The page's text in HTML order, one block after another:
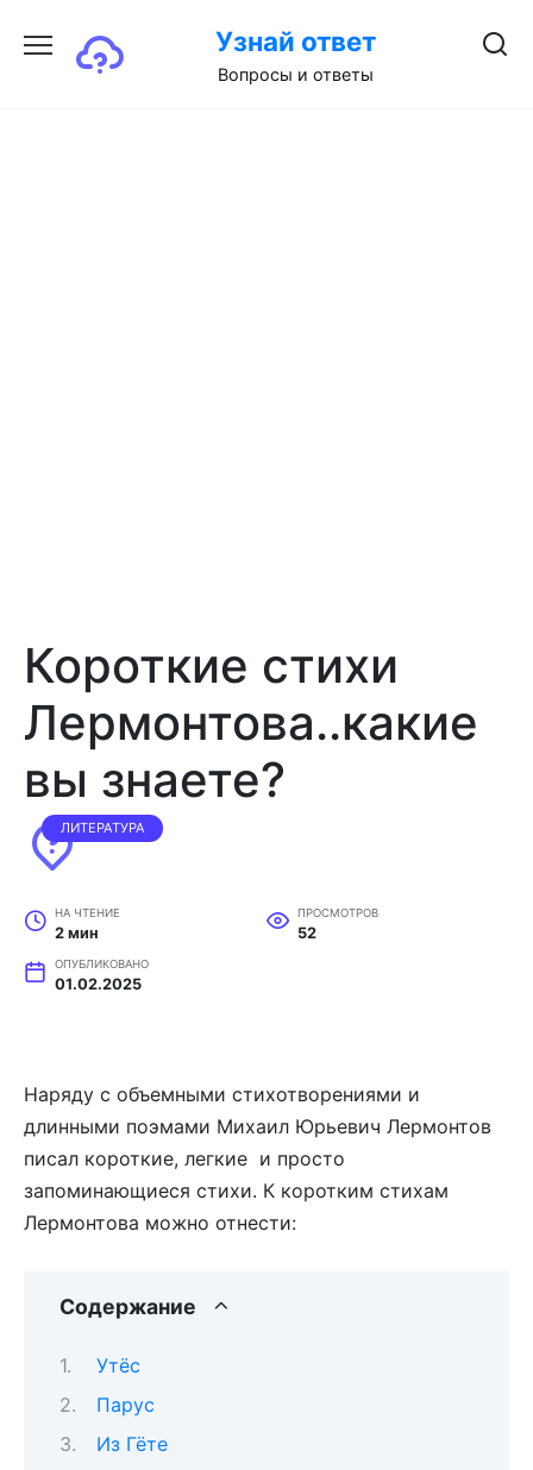
содержанию
Узнай ответ
Вопросы и ответы
Короткие стихи
Лермонтова..какие
вы знаете?
ЛИТЕРАТУРА
НА ЧТЕНИЕ
2 мин
ПРОСМОТРОВ
52
ОПУБЛИКОВАНО
01.02.2025
Наряду с объемными стихотворениями и
длинными поэмами Михаил Юрьевич Лермонтов
писал короткие, легкие и просто
запоминающиеся стихи. К коротким стихам
Лермонтова можно отнести:
Содержание
Утёс
Парус
Из Гёте